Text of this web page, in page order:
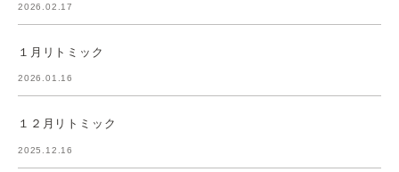
2026.02.17
１月リトミック
2026.01.16
１２月リトミック
2025.12.16